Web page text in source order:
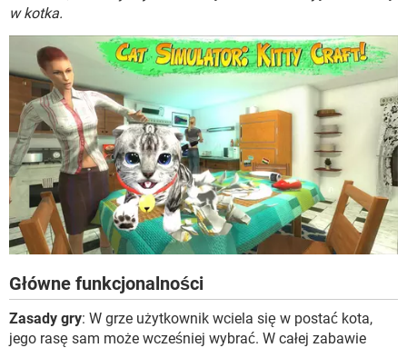
WINDOWS 10
w kotka.
Główne funkcjonalności
Zasady gry: W grze użytkownik wciela się w postać kota,
jego rasę sam może wcześniej wybrać. W całej zabawie